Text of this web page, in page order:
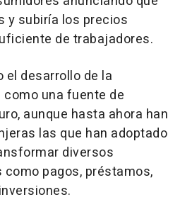
y subiría los precios
de trabajadores.
el desarrollo de la
una fuente de
aunque hasta ahora han
las que han adoptado
diversos
pagos, préstamos,